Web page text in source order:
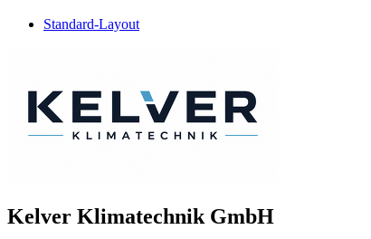
Standard-Layout
Kelver Klimatechnik GmbH